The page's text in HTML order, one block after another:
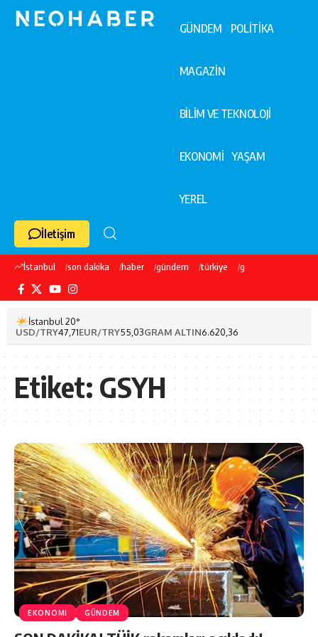
GÜNDEM POLİTİKA
MAGAZİN
BİLİM VE TEKNOLOJİ
EKONOMİ YAŞAM
YEREL
İletişim
İstanbul son dakika haber gündem türkiye galatasaray
İstanbul 20°
USD/TRY47,71EUR/TRY55,03GRAM ALTIN6.620,36
Etiket: GSYH
EKONOMİ GÜNDEM